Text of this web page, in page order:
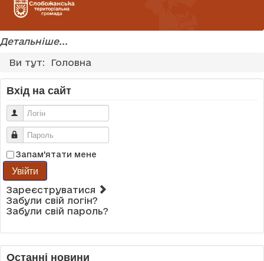
Детальніше...
Ви тут:
Головна
Вхід на сайт
Логін
Пароль
Запам'ятати мене
Увійти
Зареєструватися
Забули свій логін?
Забули свій пароль?
Останні новини